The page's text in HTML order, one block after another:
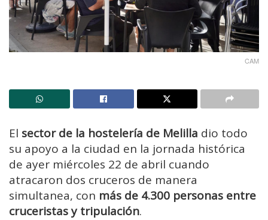
CAM
El sector de la hostelería de Melilla dio todo
su apoyo a la ciudad en la jornada histórica
de ayer miércoles 22 de abril cuando
atracaron dos cruceros de manera
simultanea, con más de 4.300 personas entre
cruceristas y tripulación.